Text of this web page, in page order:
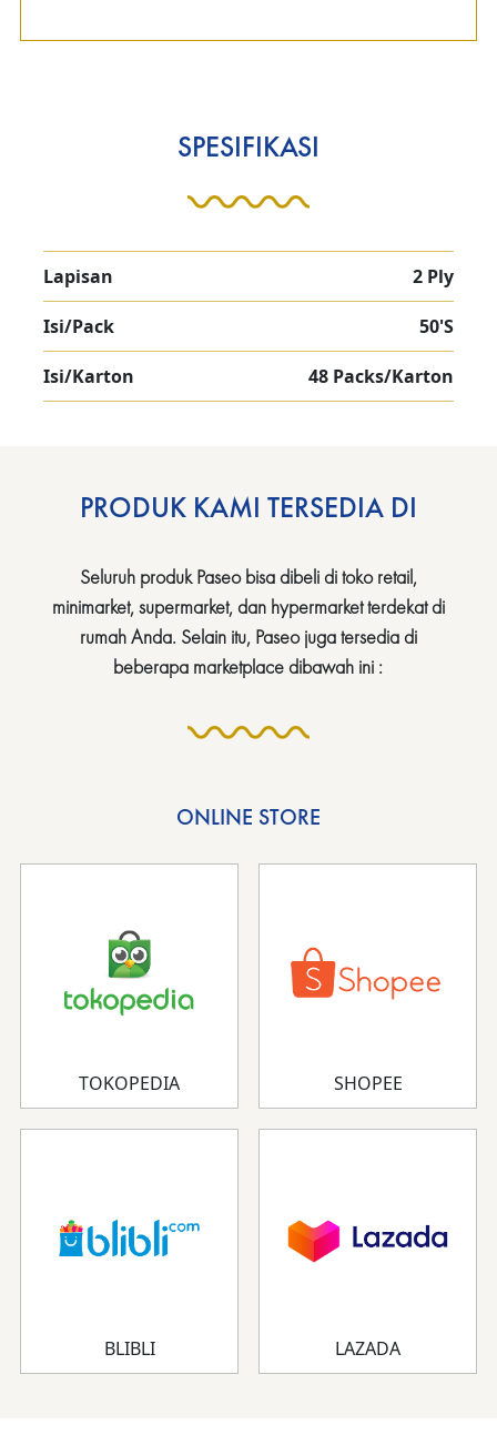
SPESIFIKASI
Lapisan 2 Ply
Isi/Pack 50'S
Isi/Karton 48 Packs/Karton
PRODUK KAMI TERSEDIA DI
Seluruh produk Paseo bisa dibeli di toko retail,
minimarket, supermarket, dan hypermarket terdekat di
rumah Anda. Selain itu, Paseo juga tersedia di
beberapa marketplace dibawah ini :
ONLINE STORE
TOKOPEDIA SHOPEE
BLIBLI LAZADA